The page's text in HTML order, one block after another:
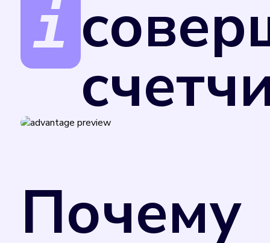
Поверка счетчиков обеспечивает
применения в сфере государственного
добровольном порядке. Однако
потребления коммунального ресурса в
отметкой в техническом паспорте
Почему